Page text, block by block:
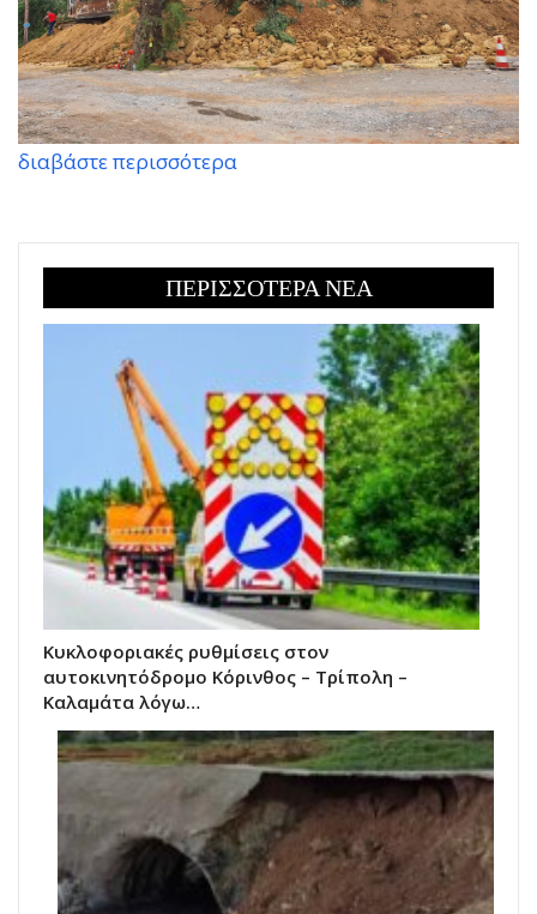
διαβάστε περισσότερα
ΠΕΡΙΣΣΟΤΕΡΑ ΝΕΑ
Κυκλοφοριακές ρυθμίσεις στον
αυτοκινητόδρομο Κόρινθος – Τρίπολη –
Καλαμάτα λόγω…